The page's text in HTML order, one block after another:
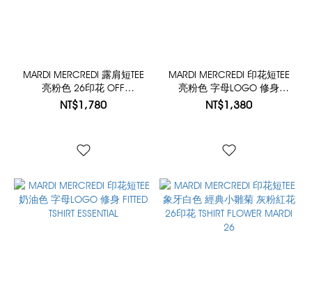
MARDI MERCREDI 露肩短TEE
亮粉色 26印花 OFF
SHOULDER TSHIRT MARDI 26
NT$1,780
MARDI MERCREDI 印花短TEE
亮粉色 字母LOGO 修身
FITTED TSHIRT ESSENTIAL
NT$1,380